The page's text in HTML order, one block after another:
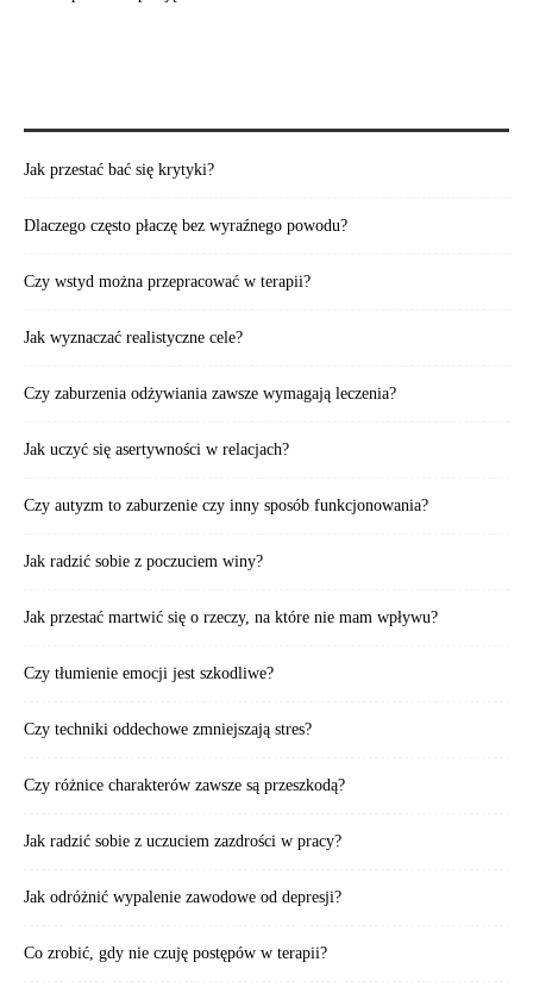
Jak przestać bać się krytyki?
Dlaczego często płaczę bez wyraźnego powodu?
Czy wstyd można przepracować w terapii?
Jak wyznaczać realistyczne cele?
Czy zaburzenia odżywiania zawsze wymagają leczenia?
Jak uczyć się asertywności w relacjach?
Czy autyzm to zaburzenie czy inny sposób funkcjonowania?
Jak radzić sobie z poczuciem winy?
Jak przestać martwić się o rzeczy, na które nie mam wpływu?
Czy tłumienie emocji jest szkodliwe?
Czy techniki oddechowe zmniejszają stres?
Czy różnice charakterów zawsze są przeszkodą?
Jak radzić sobie z uczuciem zazdrości w pracy?
Jak odróżnić wypalenie zawodowe od depresji?
Co zrobić, gdy nie czuję postępów w terapii?